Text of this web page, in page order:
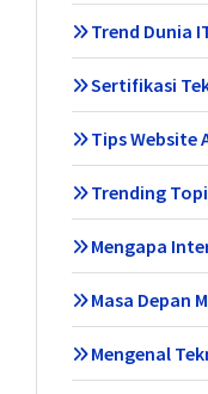
Trend Dunia
Sertifikasi
Tips Website
Trending
Mengapa
Masa Depan
Mengenal